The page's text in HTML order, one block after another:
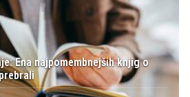
Ena najpomembnejših knjig o